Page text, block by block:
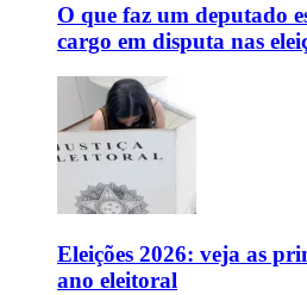
O que faz um deputado
cargo em disputa nas
Eleições 2026: veja as
ano eleitoral